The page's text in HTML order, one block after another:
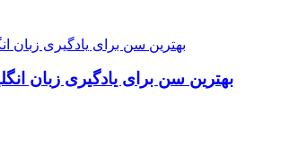
بهترین سن برای یادگیری زبان